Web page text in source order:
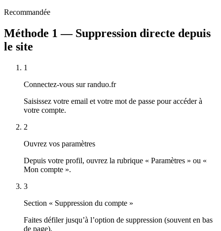
Recommandée
Méthode 1 — Suppression directe depuis
le site
1
Connectez-vous sur randuo.fr
Saisissez votre email et votre mot de passe pour accéder à
votre compte.
2
Ouvrez vos paramètres
Depuis votre profil, ouvrez la rubrique « Paramètres » ou «
Mon compte ».
3
Section « Suppression du compte »
Faites défiler jusqu’à l’option de suppression (souvent en bas
de page).